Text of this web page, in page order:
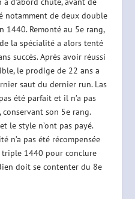
notamment de deux double
1440. Remonté au 5e rang,
la spécialité a alors tenté
succès. Après avoir réussi
le prodige de 22 ans a
saut du dernier run. Las
été parfait et il n’a pas
son 5e rang.
le style n’ont pas payé.
n’a pas été récompensée
triple 1440 pour conclure
doit se contenter du 8e